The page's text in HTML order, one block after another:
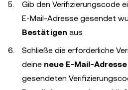
Gib den Verifizierungscode
E-Mail-Adresse gesendet
Bestätigen aus
Schließe die erforderliche
deine neue E-Mail-Adresse
gesendeten